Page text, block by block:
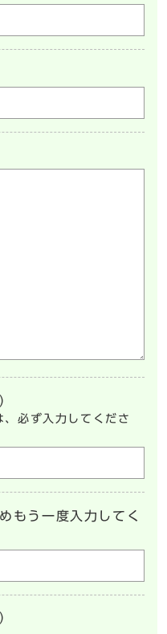
、必ず入力してくださ
もう一度入力してく
）